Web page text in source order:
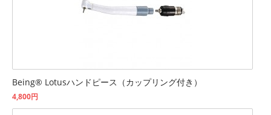
Being® Lotusハンドピース（カップリング付き）
4,800円